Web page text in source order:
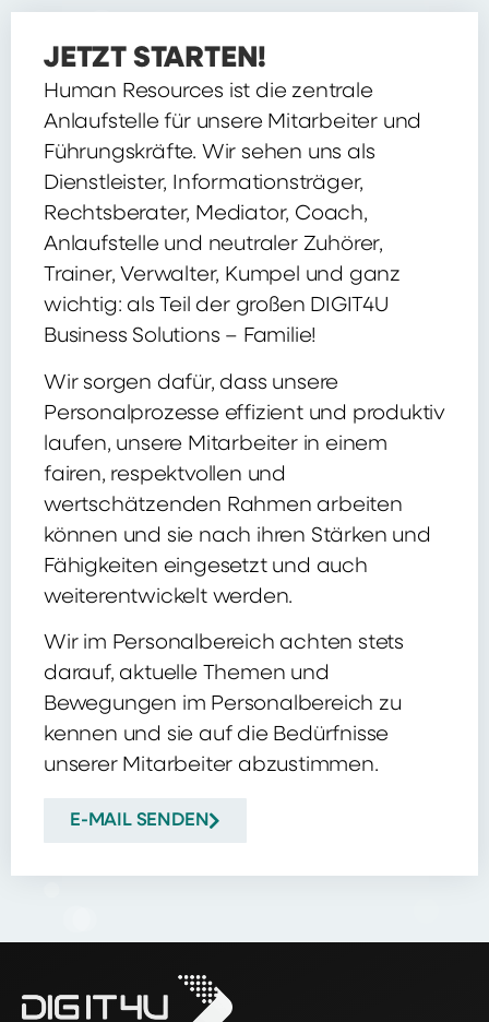
JETZT STARTEN!
Human Resources ist die zentrale
Anlaufstelle für unsere Mitarbeiter und
Führungskräfte. Wir sehen uns als
Dienstleister, Informationsträger,
Rechtsberater, Mediator, Coach,
Anlaufstelle und neutraler Zuhörer,
Trainer, Verwalter, Kumpel und ganz
wichtig: als Teil der großen DIGIT4U
Business Solutions – Familie!
Wir sorgen dafür, dass unsere
Personalprozesse effizient und produktiv
laufen, unsere Mitarbeiter in einem
fairen, respektvollen und
wertschätzenden Rahmen arbeiten
können und sie nach ihren Stärken und
Fähigkeiten eingesetzt und auch
weiterentwickelt werden.
Wir im Personalbereich achten stets
darauf, aktuelle Themen und
Bewegungen im Personalbereich zu
kennen und sie auf die Bedürfnisse
unserer Mitarbeiter abzustimmen.
E-MAIL SENDEN